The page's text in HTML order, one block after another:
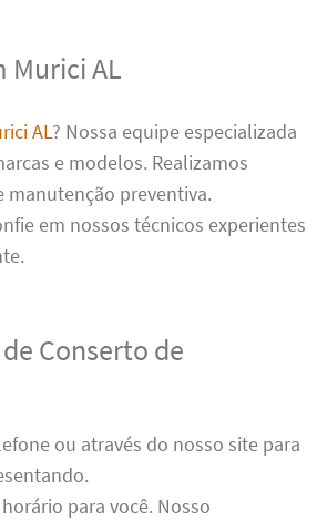
Murici AL
AL? Nossa equipe especializada
e modelos. Realizamos
manutenção preventiva.
em nossos técnicos experientes
Conserto de
ou através do nosso site para
para você. Nosso